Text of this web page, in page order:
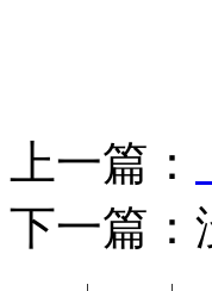
上一篇：
下一篇：